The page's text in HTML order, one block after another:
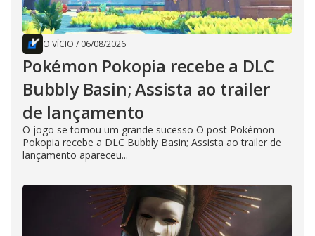
O VÍCIO / 06/08/2026
Pokémon Pokopia recebe a DLC
Bubbly Basin; Assista ao trailer
de lançamento
O jogo se tornou um grande sucesso O post Pokémon
Pokopia recebe a DLC Bubbly Basin; Assista ao trailer de
lançamento apareceu...